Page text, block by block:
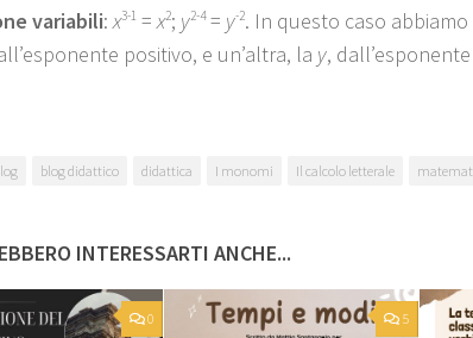
variabili:x3-1 =x2; y2-4= y-2. In questo caso
positivo, e un’altra, la y,
blog didattico didattica I monomi Il calcolo letterale
INTERESSARTI ANCHE...
0 5